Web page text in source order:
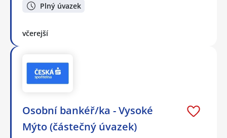
Plný úvazek
včerejší
Osobní bankéř/ka - Vysoké
Mýto (částečný úvazek)